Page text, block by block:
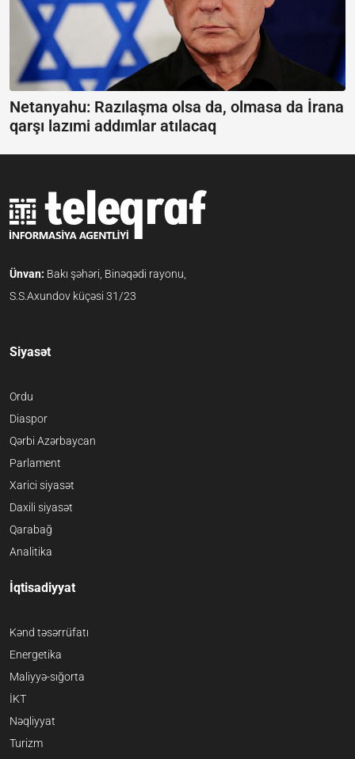
Netanyahu: Razılaşma olsa da, olmasa da İrana
qarşı lazımi addımlar atılacaq
Ünvan: Bakı şəhəri, Binəqədi rayonu,
S.S.Axundov küçəsi 31/23
Siyasət
Ordu
Diaspor
Qərbi Azərbaycan
Parlament
Xarici siyasət
Daxili siyasət
Qarabağ
Analitika
İqtisadiyyat
Kənd təsərrüfatı
Energetika
Maliyyə-sığorta
İKT
Nəqliyyat
Turizm